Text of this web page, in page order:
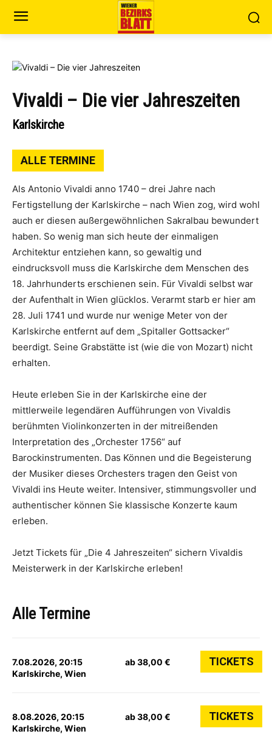
Vivaldi – Die vier Jahreszeiten
Karlskirche
ALLE TERMINE
Als Antonio Vivaldi anno 1740 – drei Jahre nach
Fertigstellung der Karlskirche – nach Wien zog, wird wohl
auch er diesen außergewöhnlichen Sakralbau bewundert
haben. So wenig man sich heute der einmaligen
Architektur entziehen kann, so gewaltig und
eindrucksvoll muss die Karlskirche dem Menschen des
18. Jahrhunderts erschienen sein. Für Vivaldi selbst war
der Aufenthalt in Wien glücklos. Verarmt starb er hier am
28. Juli 1741 und wurde nur wenige Meter von der
Karlskirche entfernt auf dem „Spitaller Gottsacker“
beerdigt. Seine Grabstätte ist (wie die von Mozart) nicht
erhalten.
Heute erleben Sie in der Karlskirche eine der
mittlerweile legendären Aufführungen von Vivaldis
berühmten Violinkonzerten in der mitreißenden
Interpretation des „Orchester 1756“ auf
Barockinstrumenten. Das Können und die Begeisterung
der Musiker dieses Orchesters tragen den Geist von
Vivaldi ins Heute weiter. Intensiver, stimmungsvoller und
authentischer können Sie klassische Konzerte kaum
erleben.
Jetzt Tickets für „Die 4 Jahreszeiten“ sichern Vivaldis
Meisterwerk in der Karlskirche erleben!
Alle Termine
7.08.2026, 20:15
Karlskirche, Wien
ab 38,00 € TICKETS
8.08.2026, 20:15
Karlskirche, Wien
ab 38,00 € TICKETS